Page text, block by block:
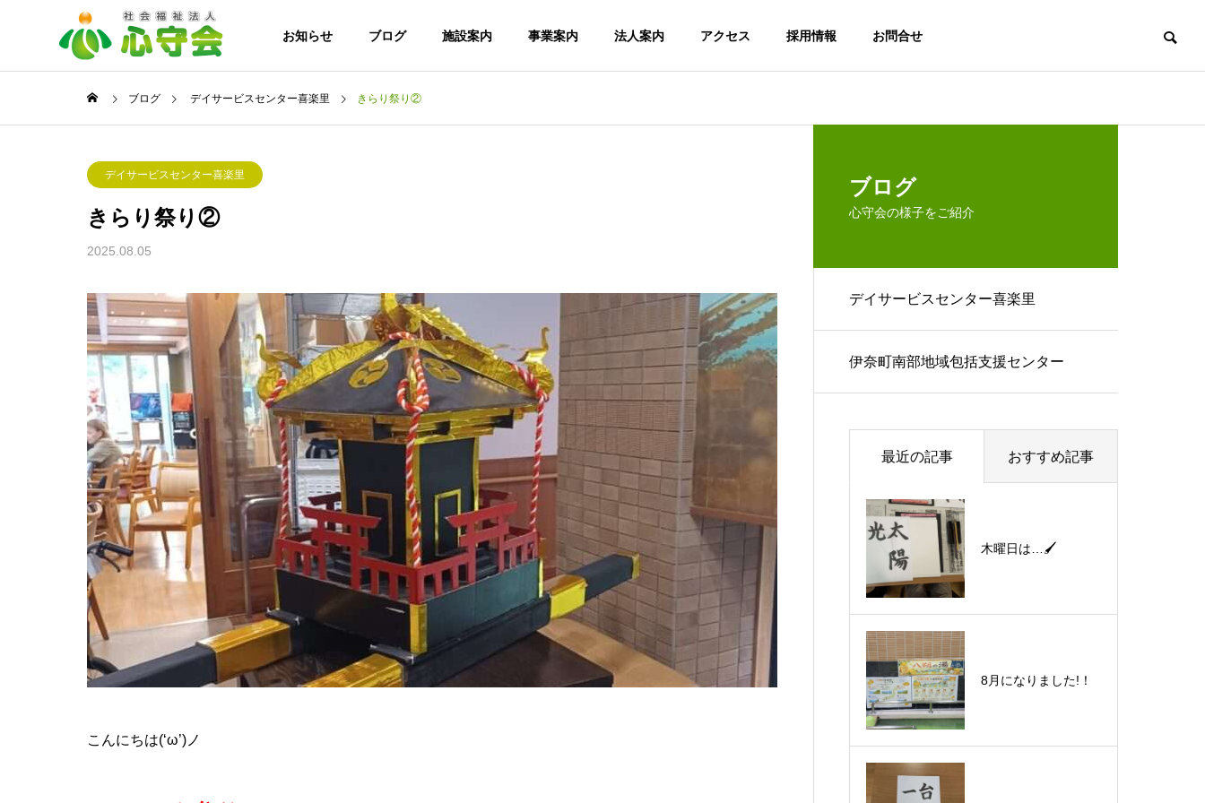
お知らせ ブログ 施設案内 事業案内 法人案内 アクセス 採用情報 お問合せ
8月になりました!！ 台風一過🌀 暑さの中休み☔
事業案内
特別養護老人
ホーム ここ
ろの杜
こころの杜・
ショートステ
イ
デイサービス
センター 喜
楽里
事業所 ここ
域包括支援セ
法人案内
法人概要
協力施設・関連施設 情報公開
ブログ デイサービスセンター喜楽里 きらり祭り②
デイサービスセンター喜楽里
きらり祭り②
2025.08.05
こんにちは(‘ω’)ノ
ブログ
心守会の様子をご紹介
デイサービスセンター喜楽里
伊奈町南部地域包括支援センター
最近の記事 おすすめ記事
木曜日は…🖌
8月になりました!！